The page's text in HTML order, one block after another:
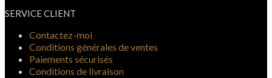
SERVICE CLIENT
Contactez-moi
Conditions générales de ventes
Paiements sécurisés
Conditions de livraison